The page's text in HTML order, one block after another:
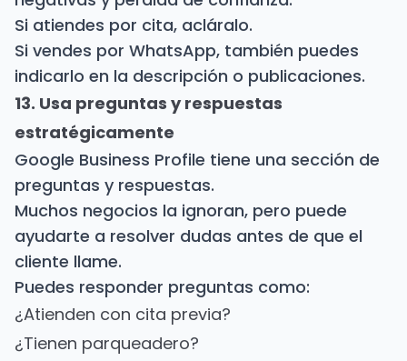
Si atiendes por cita, acláralo.
Si vendes por WhatsApp, también puedes
indicarlo en la descripción o publicaciones.
13. Usa preguntas y respuestas
estratégicamente
Google Business Profile tiene una sección de
preguntas y respuestas.
Muchos negocios la ignoran, pero puede
ayudarte a resolver dudas antes de que el
cliente llame.
Puedes responder preguntas como:
¿Atienden con cita previa?
¿Tienen parqueadero?